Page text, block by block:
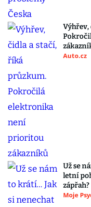
Výhřev,
Auto.cz
Už se
letní
zápřah?
Moje